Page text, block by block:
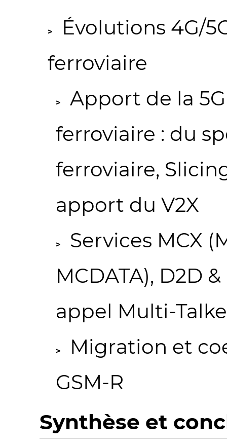
Évolutions 4G/
ferroviaire
Apport de la
ferroviaire : du
ferroviaire,
apport du V2X
Services MCX
MCDATA), D2D
appel Multi-
Migration et
GSM-R
Synthèse et